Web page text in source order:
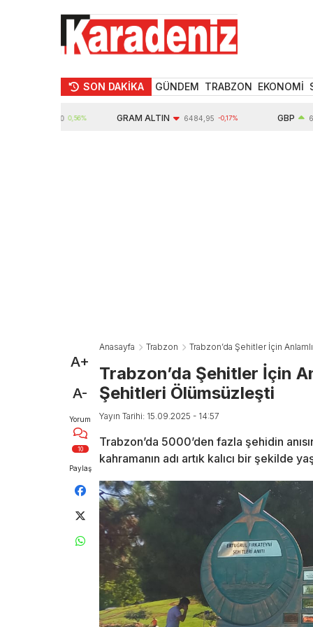
SON DAKİKA GÜNDEM TRABZON EKONOMİ
0,56% GRAM ALTIN 6484,95 -0,17% 64,34
A+
A-
Yorum
10
Paylaş
Anasayfa Trabzon Trabzon’da Şehitler İçin
Trabzon’da Şehitler İçin
Şehitleri Ölümsüzleşti
Yayın Tarihi: 15.09.2025 - 14:57
Trabzon’da 5000’den fazla şehidin
kahramanın adı artık kalıcı bir şekilde